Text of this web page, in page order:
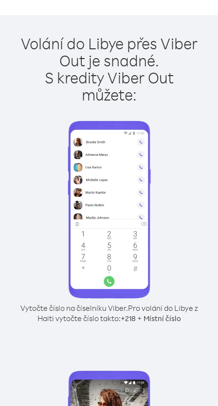
Volání do Libye přes Viber
Out je snadné.
S kredity Viber Out
můžete:
Vytočte číslo na číselníku Viber.Pro volání do Libye z
Haiti vytočte číslo takto:+218 + Místní číslo